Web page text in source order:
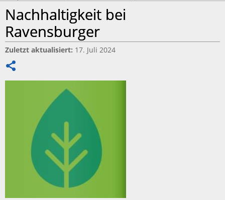
Nachhaltigkeit bei
Ravensburger
Zuletzt aktualisiert 17. Juli 2024
Teilen